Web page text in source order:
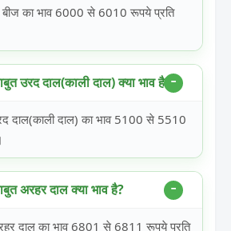
का भाव 6000 से 6010 रूपये प्रति
उरद दाल(काली दाल) क्या भाव है?
दाल(काली दाल) का भाव 5100 से 5510
अरहर दाल क्या भाव है?
दाल का भाव 6801 से 6811 रूपये प्रति